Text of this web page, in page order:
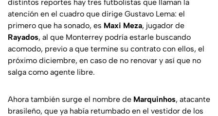
distintos reportes hay tres futbolistas que llaman la
atención en el cuadro que dirige Gustavo Lema: el
primero que ha sonado, es Maxi Meza, jugador de
Rayados, al que Monterrey podría estarle buscando
acomodo, previo a que termine su contrato con ellos, el
próximo diciembre, en caso de no renovar y así que no
salga como agente libre.
Ahora también surge el nombre de Marquinhos, atacante
brasileño, que ya había retumbado en el vestidor de los